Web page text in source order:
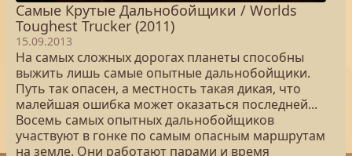
Самые Крутые Дальнобойщики / Worlds
Toughest Trucker (2011)
15.09.2013
На самых сложных дорогах планеты способны
выжить лишь самые опытные дальнобойщики.
Путь так опасен, а местность такая дикая, что
малейшая ошибка может оказаться последней...
Восемь самых опытных дальнобойщиков
участвуют в гонке по самым опасным маршрутам
на земле. Они работают парами и время